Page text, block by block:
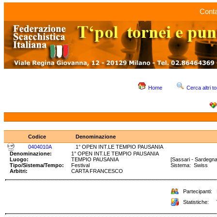
Home Cerca altri
Codice
Denominazione
0404010A
1° OPEN INT.LE TEMPIO PAUSANIA
Denominazione:
1° OPEN INT.LE TEMPIO PAUSANIA
Luogo:
TEMPIO PAUSANIA
[Sassari -
Tipo/Sistema/Tempo:
Festival
Sistema: Swiss
Arbitri:
CARTA FRANCESCO
Partecipanti:
Statistiche: